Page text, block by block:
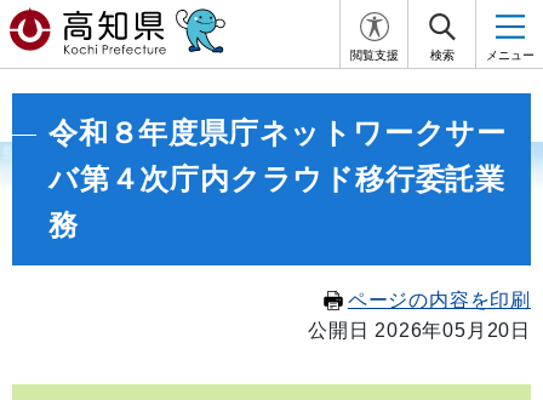
閲覧支援 検索 メニュー
令和８年度県庁ネットワークサー
バ第４次庁内クラウド移行委託業
務
ページの内容を印刷
公開日 2026年05月20日